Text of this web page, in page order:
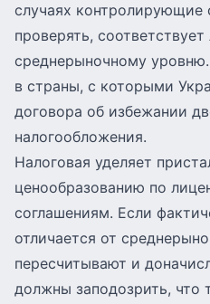
случаях контролирующие
проверять,
среднерыночному
в страны, с которыми
договора об избежании
налогообложения.
Налоговая уделяет
ценообразованию по
соглашениям. Если
отличается от
пересчитывают и
должны заподозрить, что